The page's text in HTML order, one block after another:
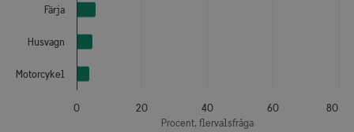
Procent, flervalsfråga
Färja
Husvagn
Motorcykel
0 20 40 60 80